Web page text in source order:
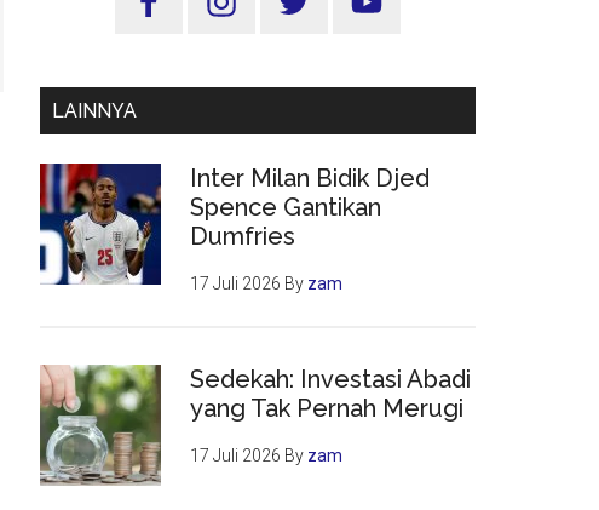
Utama
LAINNYA
Inter Milan Bidik Djed
Spence Gantikan
Dumfries
17 Juli 2026 By zam
Sedekah: Investasi Abadi
yang Tak Pernah Merugi
17 Juli 2026 By zam